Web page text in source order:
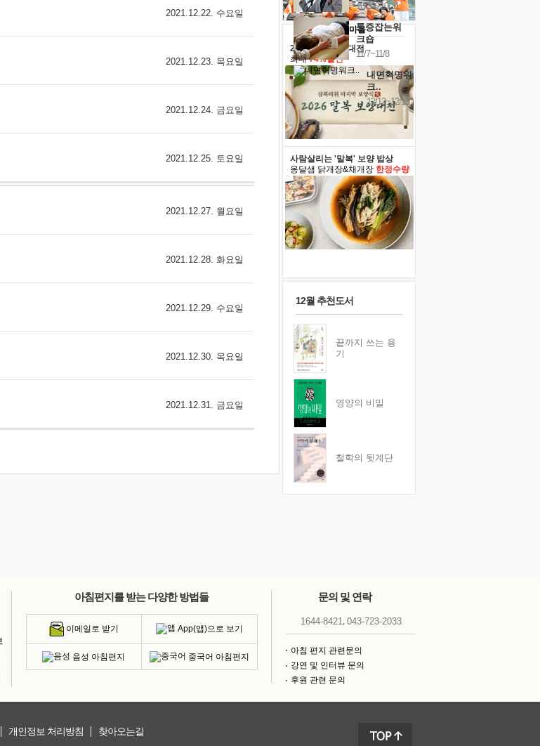
2021.12.22. 수요일
2021.12.23. 목요일
2021.12.24. 금요일
2021.12.25. 토요일
2021.12.27. 월요일
2021.12.28. 화요일
2021.12.29. 수요일
2021.12.30. 목요일
2021.12.31. 금요일
10/30~10/31
통증잡는워
크숍
11/7~11/8
내면혁명워
크..
12/12~12/13
2026 말복 보양대전
최대74%할인
사람살리는 '말복' 보양 밥상
옹달샘 닭개장&채개장 한정수량
12월 추천도서
끝까지 쓰는 용
기
영양의 비밀
철학의 뒷계단
아침편지를 받는 다양한 방법들
이메일로 받기 App(앱)으로 보기
음성 아침편지 중국어 아침편지
문의 및 연락
1644-8421, 043-723-2033
아침 편지 관련문의
강연 및 인터뷰 문의
후원 관련 문의
개인정보 처리방침 찾아오는길